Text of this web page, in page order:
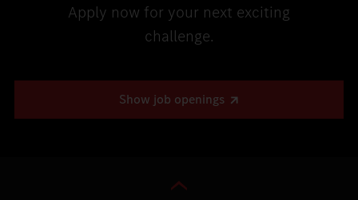
Apply now for your next exciting
challenge.
Show job openings